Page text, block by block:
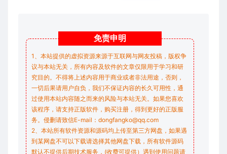
免责申明
1、本站提供的虚拟资源来源于互联网与网友投稿，版权争
议与本站无关，所有内容及软件的文章仅限用于学习和研
究目的。不得将上述内容用于商业或者非法用途，否则，
一切后果请用户自负，我们不保证内容的长久可用性，通
过使用本站内容随之而来的风险与本站无关。如果您喜欢
该程序，请支持正版软件，购买注册，得到更好的正版服
务。侵删请致信E-mail：dongfangko@qq.com
2、本站所有软件资源和源码均上传至第三方网盘，如果遇
到某网盘不可以下载请选择其他网盘下载，所有软件源码
默认不提供后期技术服务，(收费可提供）遇到使用问题请